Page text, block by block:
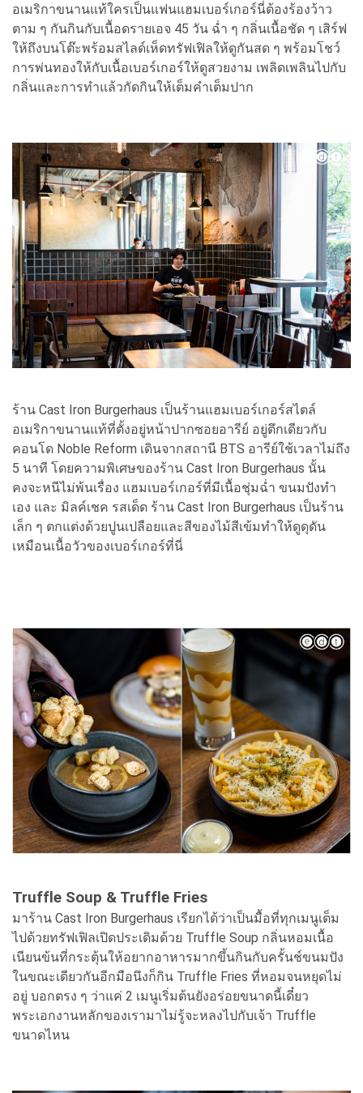
อเมริกาขนานแท้ใครเป็นแฟนแฮมเบอร์เกอร์นี่ต้องร้องว้าว
ตาม ๆ กันกินกับเนื้อดรายเอจ 45 วัน ฉ่ำ ๆ กลิ่นเนื้อชัด ๆ เสิร์ฟ
ให้ถึงบนโต๊ะพร้อมสไลด์เห็ดทรัฟเฟิลให้ดูกันสด ๆ พร้อมโชว์
การพ่นทองให้กับเนื้อเบอร์เกอร์ให้ดูสวยงาม เพลิดเพลินไปกับ
กลิ่นและการทำแล้วกัดกินให้เต็มคำเต็มปาก
ร้าน Cast Iron Burgerhaus เป็นร้านแฮมเบอร์เกอร์สไตล์
อเมริกาขนานแท้ที่ตั้งอยู่หน้าปากซอยอารีย์ อยู่ตึกเดียวกับ
คอนโด Noble Reform เดินจากสถานี BTS อารีย์ใช้เวลาไม่ถึง
5 นาที โดยความพิเศษของร้าน Cast Iron Burgerhaus นั้น
คงจะหนีไม่พ้นเรื่อง แฮมเบอร์เกอร์ที่มีเนื้อชุ่มฉ่ำ ขนมปังทำ
เอง และ มิลค์เชค รสเด็ด ร้าน Cast Iron Burgerhaus เป็นร้าน
เล็ก ๆ ตกแต่งด้วยปูนเปลือยและสีของไม้สีเข้มทำให้ดูดุดัน
เหมือนเนื้อวัวของเบอร์เกอร์ที่นี่
Truffle Soup & Truffle Fries
มาร้าน Cast Iron Burgerhaus เรียกได้ว่าเป็นมื้อที่ทุกเมนูเต็ม
ไปด้วยทรัฟเฟิลเปิดประเดิมด้วย Truffle Soup กลิ่นหอมเนื้อ
เนียนข้นที่กระตุ้นให้อยากอาหารมากขึ้นกินกับครั้นช์ขนมปัง
ในขณะเดียวกันอีกมือนึงก็กิน Truffle Fries ที่หอมจนหยุดไม่
อยู่ บอกตรง ๆ ว่าแค่ 2 เมนูเริ่มต้นยังอร่อยขนาดนี้เดี๋ยว
พระเอกงานหลักของเรามาไม่รู้จะหลงไปกับเจ้า Truffle
ขนาดไหน